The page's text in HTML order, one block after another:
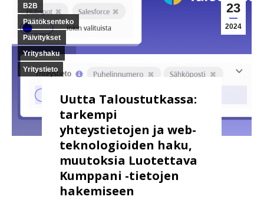
23
2024
B2B
Päätöksenteko
Päivitykset
Yrityshaku
Yritystieto
Uutta Taloustutkassa:
tarkempi
yhteystietojen ja web-
teknologioiden haku,
muutoksia Luotettava
Kumppani -tietojen
hakemiseen